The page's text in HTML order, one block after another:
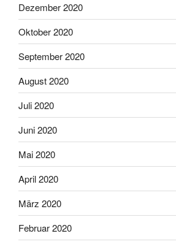
Dezember 2020
Oktober 2020
September 2020
August 2020
Juli 2020
Juni 2020
Mai 2020
April 2020
März 2020
Februar 2020